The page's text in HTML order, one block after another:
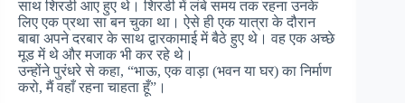
साथ शिरडी आए हुए थे। शिरडी में लंबे समय तक रहना उनके
लिए एक प्रथा सा बन चुका था। ऐसे ही एक यात्रा के दौरान
बाबा अपने दरबार के साथ द्वारकामाई में बैठे हुए थे। वह एक अच्छे
मूड में थे और मजाक भी कर रहे थे।
उन्होंने पुरंधरे से कहा, “भाऊ, एक वाड़ा (भवन या घर) का निर्माण
करो, मैं वहाँ रहना चाहता हूँ”।